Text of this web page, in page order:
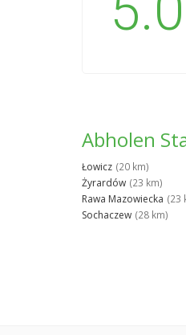
Abholen
Łowicz (20 km)
Żyrardów (23 km)
Rawa Mazowiecka (23
Sochaczew (28 km)